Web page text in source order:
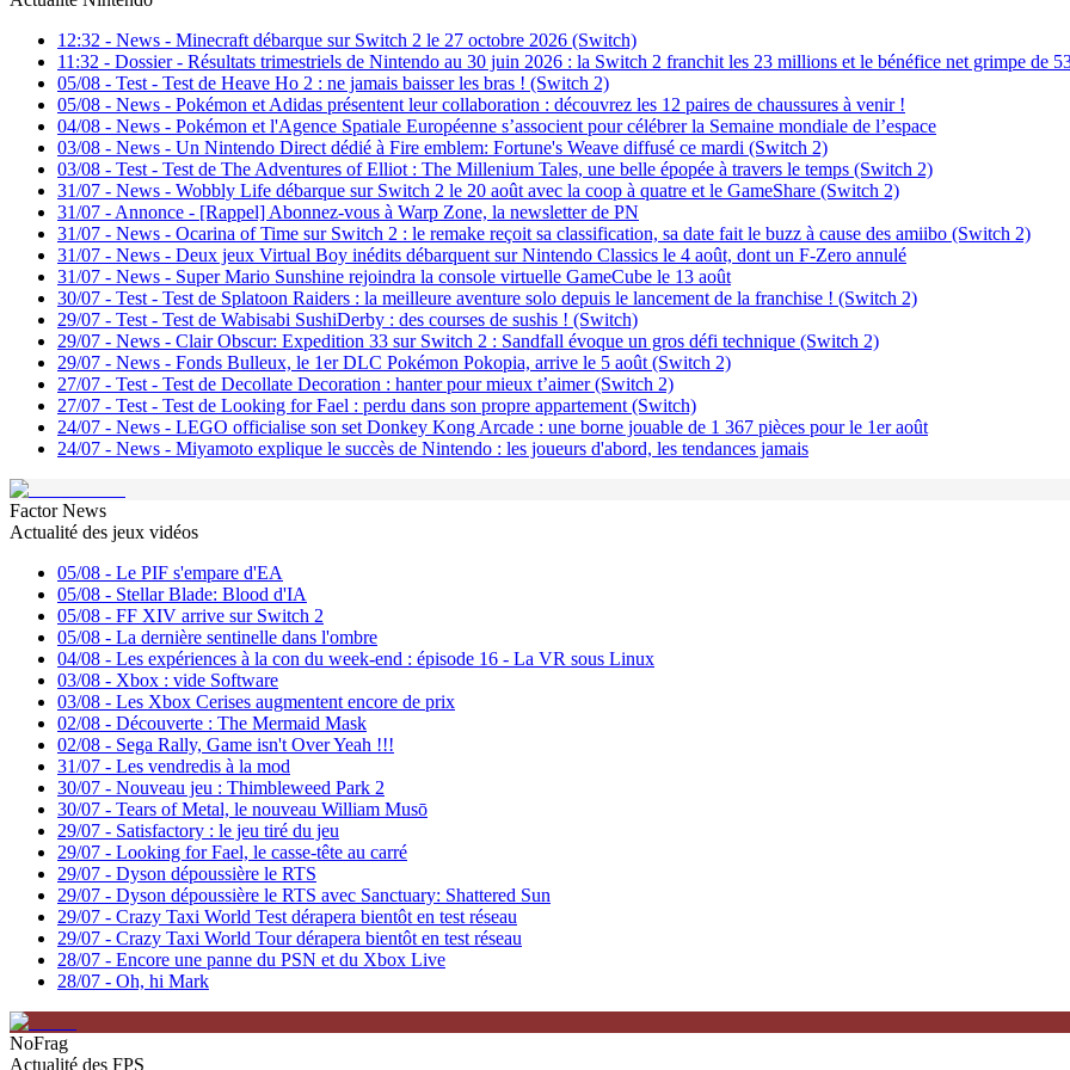
12:32 - News - Minecraft débarque sur Switch 2 le 27 octobre 2026 (Switch)
11:32 - Dossier - Résultats trimestriels de Nintendo au 30 juin 2026 : la Switch 2 franchit les 23 millions et le bénéfice net grimpe de
05/08 - Test - Test de Heave Ho 2 : ne jamais baisser les bras ! (Switch 2)
05/08 - News - Pokémon et Adidas présentent leur collaboration : découvrez les 12 paires de chaussures à venir !
04/08 - News - Pokémon et l'Agence Spatiale Européenne s’associent pour célébrer la Semaine mondiale de l’espace
03/08 - News - Un Nintendo Direct dédié à Fire emblem: Fortune's Weave diffusé ce mardi (Switch 2)
03/08 - Test - Test de The Adventures of Elliot : The Millenium Tales, une belle épopée à travers le temps (Switch 2)
31/07 - News - Wobbly Life débarque sur Switch 2 le 20 août avec la coop à quatre et le GameShare (Switch 2)
31/07 - Annonce - [Rappel] Abonnez-vous à Warp Zone, la newsletter de PN
31/07 - News - Ocarina of Time sur Switch 2 : le remake reçoit sa classification, sa date fait le buzz à cause des amiibo (Switch 2)
31/07 - News - Deux jeux Virtual Boy inédits débarquent sur Nintendo Classics le 4 août, dont un F-Zero annulé
31/07 - News - Super Mario Sunshine rejoindra la console virtuelle GameCube le 13 août
30/07 - Test - Test de Splatoon Raiders : la meilleure aventure solo depuis le lancement de la franchise ! (Switch 2)
29/07 - Test - Test de Wabisabi SushiDerby : des courses de sushis ! (Switch)
29/07 - News - Clair Obscur: Expedition 33 sur Switch 2 : Sandfall évoque un gros défi technique (Switch 2)
29/07 - News - Fonds Bulleux, le 1er DLC Pokémon Pokopia, arrive le 5 août (Switch 2)
27/07 - Test - Test de Decollate Decoration : hanter pour mieux t’aimer (Switch 2)
27/07 - Test - Test de Looking for Fael : perdu dans son propre appartement (Switch)
24/07 - News - LEGO officialise son set Donkey Kong Arcade : une borne jouable de 1 367 pièces pour le 1er août
24/07 - News - Miyamoto explique le succès de Nintendo : les joueurs d'abord, les tendances jamais
Factor News
Actualité des jeux vidéos
05/08 - Le PIF s'empare d'EA
05/08 - Stellar Blade: Blood d'IA
05/08 - FF XIV arrive sur Switch 2
05/08 - La dernière sentinelle dans l'ombre
04/08 - Les expériences à la con du week-end : épisode 16 - La VR sous Linux
03/08 - Xbox : vide Software
03/08 - Les Xbox Cerises augmentent encore de prix
02/08 - Découverte : The Mermaid Mask
02/08 - Sega Rally, Game isn't Over Yeah !!!
31/07 - Les vendredis à la mod
30/07 - Nouveau jeu : Thimbleweed Park 2
30/07 - Tears of Metal, le nouveau William Musō
29/07 - Satisfactory : le jeu tiré du jeu
29/07 - Looking for Fael, le casse-tête au carré
29/07 - Dyson dépoussière le RTS
29/07 - Dyson dépoussière le RTS avec Sanctuary: Shattered Sun
29/07 - Crazy Taxi World Test dérapera bientôt en test réseau
29/07 - Crazy Taxi World Tour dérapera bientôt en test réseau
28/07 - Encore une panne du PSN et du Xbox Live
28/07 - Oh, hi Mark
NoFrag
Actualité des FPS